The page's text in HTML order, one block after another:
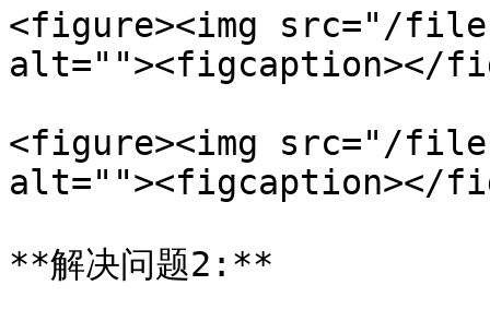
<figure><img src="/files/
alt=""><figcaption></
<figure><img src="/files/
alt=""><figcaption></
**解决问题2:**